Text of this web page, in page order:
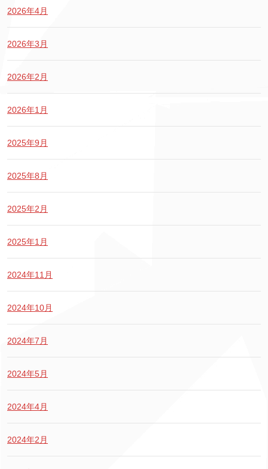
2026年4月
2026年3月
2026年2月
2026年1月
2025年9月
2025年8月
2025年2月
2025年1月
2024年11月
2024年10月
2024年7月
2024年5月
2024年4月
2024年2月